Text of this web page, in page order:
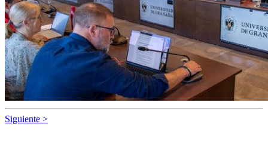
Siguiente >